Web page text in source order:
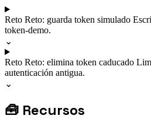
Reto Reto: guarda token simulado
token-demo.
⌄
Reto Reto: elimina token caducado
autenticación antigua.
⌄
🧰 Recursos